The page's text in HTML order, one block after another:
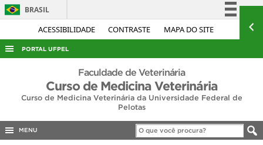
ACESSIBILIDADE CONTRASTE MAPA DO SITE
BRASIL
Simplifique!
Acesso à informação
Legislação
PORTAL UFPEL
ACESSO À INFORMAÇÃO
AUDITORIA
CONCURSOS
Faculdade de Veterinária
Curso de Medicina Veterinária
Curso de Medicina Veterinária da Universidade Federal de
Pelotas
MENU